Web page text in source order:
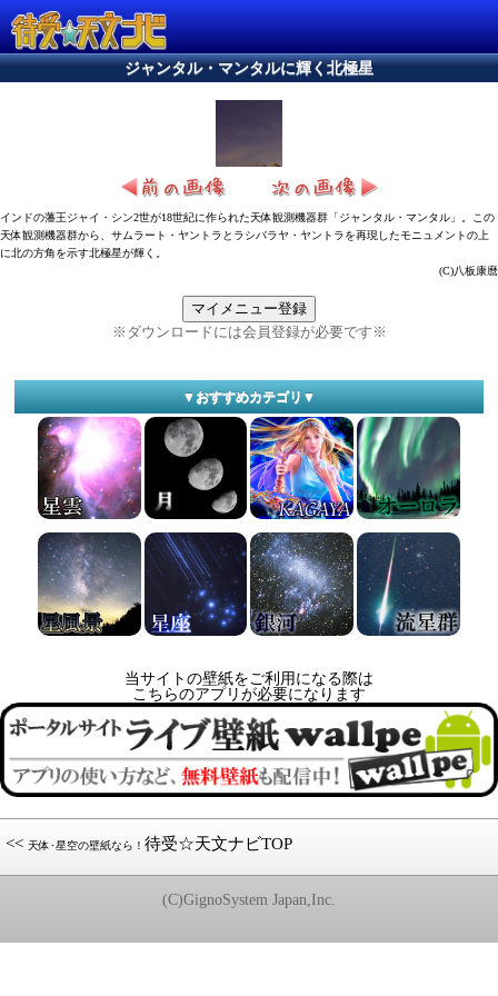
ジャンタル・マンタルに輝く北極星
インドの藩王ジャイ・シン2世が18世紀に作られた天体観測機器群「ジャンタル・マンタル」。この
天体観測機器群から、サムラート・ヤントラとラシバラヤ・ヤントラを再現したモニュメントの上
に北の方角を示す北極星が輝く。
(C)八板康麿
マイメニュー登録
※ダウンロードには会員登録が必要です※
▼おすすめカテゴリ▼
当サイトの壁紙をご利用になる際は
こちらのアプリが必要になります
<< 天体･星空の壁紙なら！ 待受☆天文ナビTOP
(C)GignoSystem Japan,Inc.